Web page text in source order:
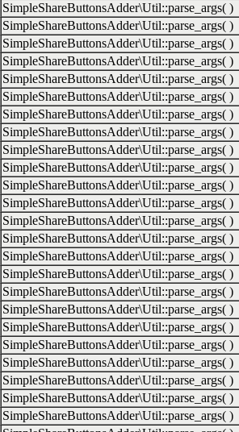
SimpleShareButtonsAdder\Util::parse_args( )
SimpleShareButtonsAdder\Util::parse_args( )
SimpleShareButtonsAdder\Util::parse_args( )
SimpleShareButtonsAdder\Util::parse_args( )
SimpleShareButtonsAdder\Util::parse_args( )
SimpleShareButtonsAdder\Util::parse_args( )
SimpleShareButtonsAdder\Util::parse_args( )
SimpleShareButtonsAdder\Util::parse_args( )
SimpleShareButtonsAdder\Util::parse_args( )
SimpleShareButtonsAdder\Util::parse_args( )
SimpleShareButtonsAdder\Util::parse_args( )
SimpleShareButtonsAdder\Util::parse_args( )
SimpleShareButtonsAdder\Util::parse_args( )
SimpleShareButtonsAdder\Util::parse_args( )
SimpleShareButtonsAdder\Util::parse_args( )
SimpleShareButtonsAdder\Util::parse_args( )
SimpleShareButtonsAdder\Util::parse_args( )
SimpleShareButtonsAdder\Util::parse_args( )
SimpleShareButtonsAdder\Util::parse_args( )
SimpleShareButtonsAdder\Util::parse_args( )
SimpleShareButtonsAdder\Util::parse_args( )
SimpleShareButtonsAdder\Util::parse_args( )
SimpleShareButtonsAdder\Util::parse_args( )
SimpleShareButtonsAdder\Util::parse_args( )